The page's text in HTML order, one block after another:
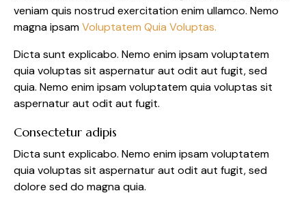
veniam quis nostrud exercitation enim ullamco. Nemo
magna ipsamVoluptatem Quia Voluptas.
Dicta sunt explicabo. Nemo enim ipsam voluptatem
quia voluptas sit aspernatur aut odit aut fugit, sed
quia. Nemo enim ipsam voluptatem quia voluptas sit
aspernatur aut odit aut fugit.
Consectetur adipis
Dicta sunt explicabo. Nemo enim ipsam voluptatem
quia voluptas sit aspernatur aut odit aut fugit, sed
dolore sed do magna quia.